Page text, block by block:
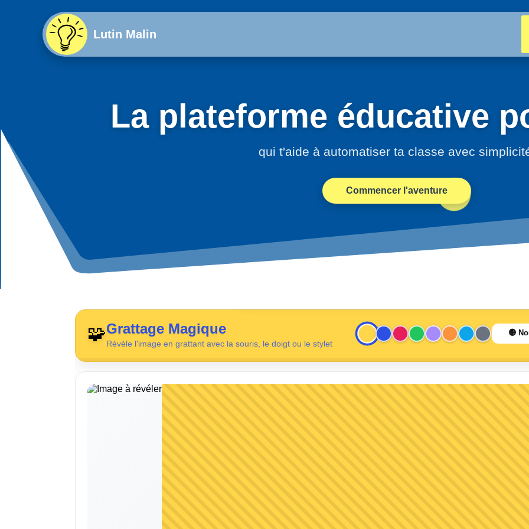
Lutin Malin
La plateforme éducative
qui t'aide à automatiser ta classe avec
Commencer l'aventure
🧩Grattage Magique
Révèle l'image en grattant avec la souris, le doigt ou le stylet